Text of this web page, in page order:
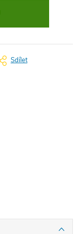
Sdílet